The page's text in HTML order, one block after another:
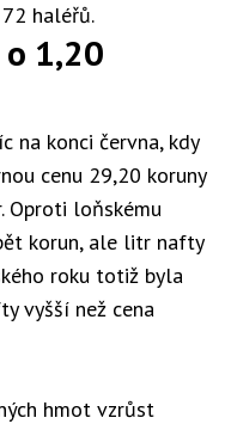
haléřů.
1,20
na konci června, kdy
cenu 29,20 koruny
Oproti loňskému
korun, ale litr nafty
roku totiž byla
vyšší než cena
hmot vzrůst